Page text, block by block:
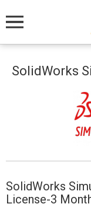
Меню
SolidWorks
SolidWorks
License-3